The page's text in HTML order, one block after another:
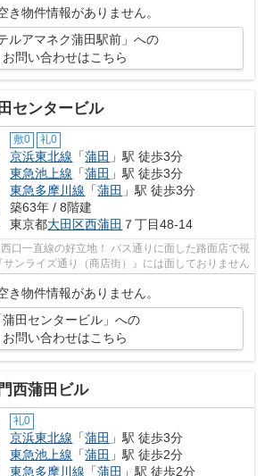
き物件情報がありません。
テルアマネク蒲田駅前」への
お問い合わせはこちら
センタービル
敷0 礼0
京浜東北線 「蒲田 」駅 徒歩3分
東急池上線 「蒲田 」駅 徒歩3分
東急多摩川線 「蒲田 」駅 徒歩3分
築63年 / 8階建
東京都大田区西蒲田 ７丁目48-14
西口一直線の好立地！ バス通りに面した路面店で視
意点》 『サンライズ通り（商店街）』には面しておりません
き物件情報がありません。
蒲田センタービル」への
お問い合わせはこちら
西蒲田ビル
礼0
京浜東北線 「蒲田 」駅 徒歩3分
東急池上線 「蒲田 」駅 徒歩2分
東急多摩川線 「蒲田 」駅 徒歩2分